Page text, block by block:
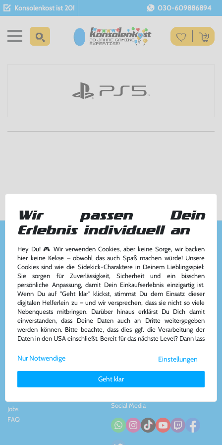
Konsolenkost ist 20! 030-609886894
Kundenservice
Kontakt&Team
AGB
Widerrufsrecht
Impressum
& Datenschutz
Zahlung und Versand
Vertrag widerrufen
Kontakt
Konsolenkost GmbH
Plauener Str. 163-165
13053 Berlin, DE
Tel: +49 30 - 609886894
Mail: info@konsolenkost.de
www.konsolenkost.de
Über das Unternehmen
Partnerprogramm
Jobs
FAQ
Social Media
Wir passen Dein
Erlebnis individuell an
Hey Du! 🎮 Wir verwenden Cookies, aber keine Sorge, wir backen
hier keine Kekse – obwohl das auch Spaß machen würde! Unsere
Cookies sind wie die Sidekick-Charaktere in Deinem Lieblingsspiel:
Sie sorgen für Zuverlässigkeit, Sicherheit und ein bisschen
persönliche Anpassung, damit Dein Einkaufserlebnis einzigartig ist.
Wenn Du auf "Geht klar" klickst, stimmst Du dem Einsatz dieser
digitalen Helferlein zu – und wir versprechen, dass sie nicht so viele
Nebenquests mitbringen. Darüber hinaus erklärst Du Dich damit
einverstanden, dass Deine Daten auch an Dritte weitergegeben
werden können. Bitte beachte, dass dies ggf. die Verarbeitung der
Daten in den USA einschließt. Bereit für das nächste Level? Dann lass
Weitere Informationen zu den von uns verwendeten Cookies und
Deinen Rechten als Nutzer findest Du in unsererDaten­schutz­
Impressum.
Einstellungen
Geht klar
Nur Notwendige